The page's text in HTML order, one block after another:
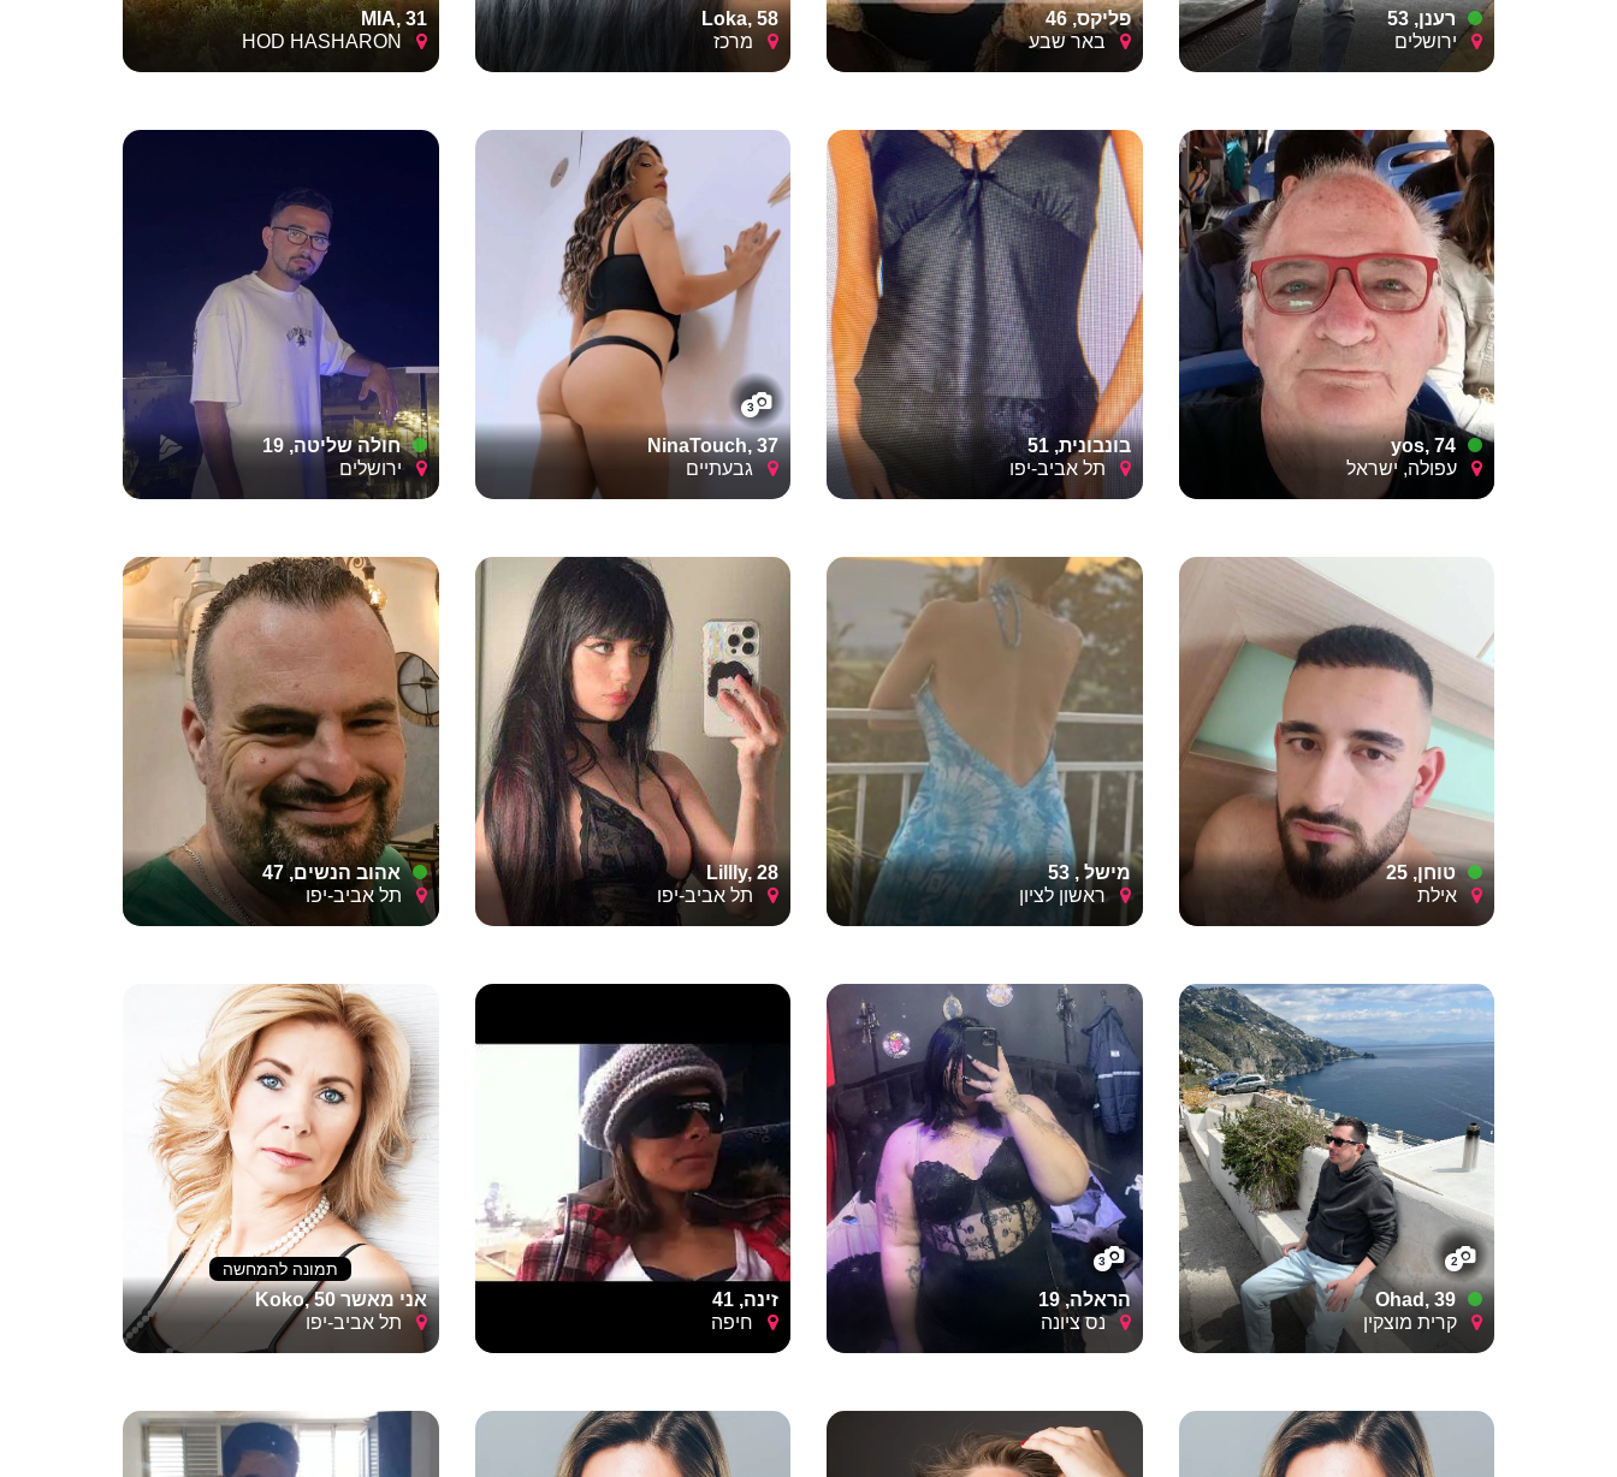
מעבר לעניין הכימי, חשוב להגדיר לעצמכם מראש את "גבולות הגזרה": האם מדובר במפגש הכרות אינטימי בבית או במלון? האם יש
מקום לשיחה שאחרי או שזה "חתוך וגמור"? הגדרת הפרטים הטכניים האלו אולי נשמעת פחות רומנטית, אבל היא זו שמאפשרת לכם
לשחרר את הראש באמת ולהתמקד נטו בהנאה ובריגוש של הרגע, בלי דאגות מיותרות.
רענן, 53
ירושלים
פליקס, 46
באר שבע
Loka, 58
מרכז
MIA, 31
עפולה, ישראל
בונבונית, 51
תל אביב-יפו
3
NinaTouch, 37
גבעתיים
חולה שליטה, 19
ירושלים
טוחן, 25
אילת
מישל , 53
ראשון לציון
Lillly, 28
תל אביב-יפו
אהוב הנשים, 47
תל אביב-יפו
2
Ohad, 39
קרית מוצקין
3
הראלה, 19
נס ציונה
זינה, 41
חיפה
תמונה להמחשה
אני מאשר Koko, 50
תל אביב-יפו